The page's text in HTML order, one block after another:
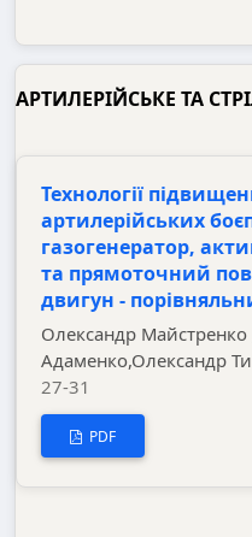
АРТИЛЕРІЙСЬКЕ ТА
Технології
артилерійських
газогенератор,
та прямоточний
двигун -
Олександр Майстренко
Адаменко,Олександр
27-31
PDF